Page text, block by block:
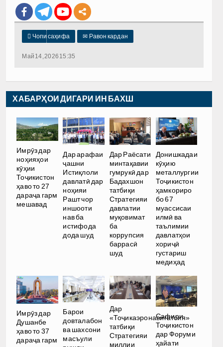
 Чопи саҳифа ✉ Равон кардан
Май 14, 2026 15:35
ХАБАРҲОИ ДИГАРИ ИН БАХШ
Имрӯз дар
ноҳияҳои
кӯҳии
Тоҷикистон
ҳаво то 27
дараҷа гарм
мешавад
Дар арафаи
ҷашни
Истиқлоли
давлатӣ дар
ноҳияи
Рашт чор
иншооти
нав ба
истифода
дода шуд
Дар Раёсати
минтақавии
гумрукӣ дар
Бадахшон
татбиқи
Стратегияи
давлатии
муқовимат
ба
коррупсия
баррасӣ
шуд
Донишкадаи
кӯҳию
металлургии
Тоҷикистон
ҳамкориро
бо 67
муассисаи
илмӣ ва
таълимии
давлатҳои
хориҷӣ
густариш
медиҳад
Имрӯз дар
Душанбе
ҳаво то 37
дараҷа гарм
Барои
довталабон
ва шахсони
масъули
Дар
«Тоҷикаэронавигатсия»
татбиқи
Стратегияи
миллии
Сафири
Тоҷикистон
дар Форуми
ҳайати